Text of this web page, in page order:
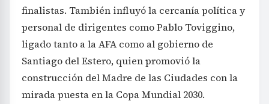
finalistas. También influyó la cercanía política y
personal de dirigentes como Pablo Toviggino,
ligado tanto a la AFA como al gobierno de
Santiago del Estero, quien promovió la
construcción del Madre de las Ciudades con la
mirada puesta en la Copa Mundial 2030.